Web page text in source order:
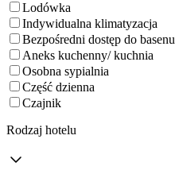
Lodówka
Indywidualna klimatyzacja
Bezpośredni dostęp do basenu
Aneks kuchenny/ kuchnia
Osobna sypialnia
Część dzienna
Czajnik
Rodzaj hotelu